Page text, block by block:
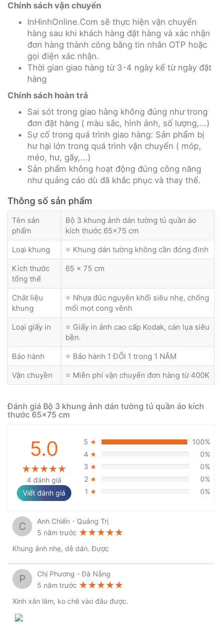
Chính sách vận chuyển
InHinhOnline.Com sẽ thực hiện vận chuyển
hàng sau khi khách hàng đặt hàng và xác nhận
đơn hàng thành công bằng tin nhắn OTP hoặc
gọi điện xác nhận.
Thời gian giao hàng từ 3-4 ngày kể từ ngày đặt
hàng
Chính sách hoàn trả
Sai sót trong giao hàng không đúng như trong
đơn đặt hàng ( màu sắc, hình ảnh, số lượng,...)
Sự cố trong quá trình giao hàng: Sản phẩm bị
hư hại lớn trong quá trình vận chuyển ( móp,
méo, hư, gãy,...)
Sản phẩm không hoạt động đúng công năng
như quảng cáo dù đã khắc phục và thay thế.
Thông số sản phẩm
Tên sản
phẩm
Bộ 3 khung ảnh dán tường tủ quần áo
kích thước 65x75 cm
Loại khung
⭐ Khung dán tường không cần đóng đinh
Kích thước
tổng thể
65 x 75 cm
Chât liệu
khung
⭐ Nhựa đúc nguyên khối siêu nhẹ, chống
mối mọt cong vênh
Loại giấy in
⭐ Giấy in ảnh cao cấp Kodak, cán lụa siêu
bền.
Bảo hành
⭐ Bảo hành 1 ĐỔI 1 trong 1 NĂM
Vận chuyền
⭐ Miễn phí vận chuyển đơn hàng từ 400K
Đánh giá Bộ 3 khung ảnh dán tường tủ quần áo kích
thước 65x75 cm
5.0
★★★★★
★★★★★
★★★★★
4 đánh giá
Viết đánh giá
5 ★
100%
4 ★
0%
3 ★
0%
2 ★
0%
1 ★ 0%
C
Anh Chiến - Quảng Trị
5 năm trước ★★★★★
★★★★★
★★★★★
Khung ảnh nhẹ, dễ dán. Được
P
Chị Phương - Đà Nẵng
5 năm trước ★★★★★
★★★★★
★★★★★
Xinh xắn lắm, ko chê vào đâu được.